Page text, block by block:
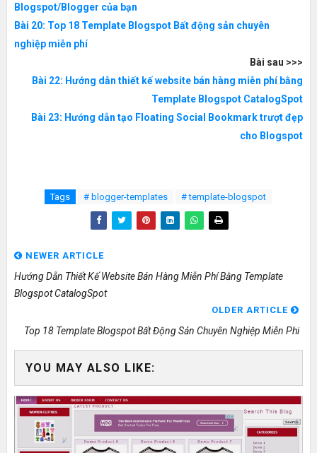
Blogspot/Blogger của bạn
Bài 20: Top 18 Template Blogspot Bất động sản chuyên
nghiệp miễn phí
Bài sau >>>
Bài 22: Hướng dẫn thiết kế website bán hàng miễn phí bằng
Template Blogspot CatalogSpot
Bài 23: Hướng dẫn tạo Floating Social Bookmark trượt đẹp
cho Blogspot
Tags # blogger-templates # template-blogspot
NEWER ARTICLE
Hướng Dẫn Thiết Kế Website Bán Hàng Miễn Phí Bằng Template
Blogspot CatalogSpot
OLDER ARTICLE
Top 18 Template Blogspot Bất Động Sản Chuyên Nghiệp Miễn Phí
YOU MAY ALSO LIKE: